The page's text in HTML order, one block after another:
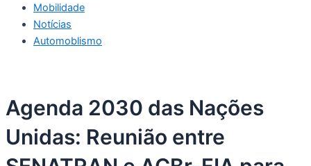
Mobilidade
Notícias
Automoblismo
Agenda 2030 das Nações
Unidas: Reunião entre